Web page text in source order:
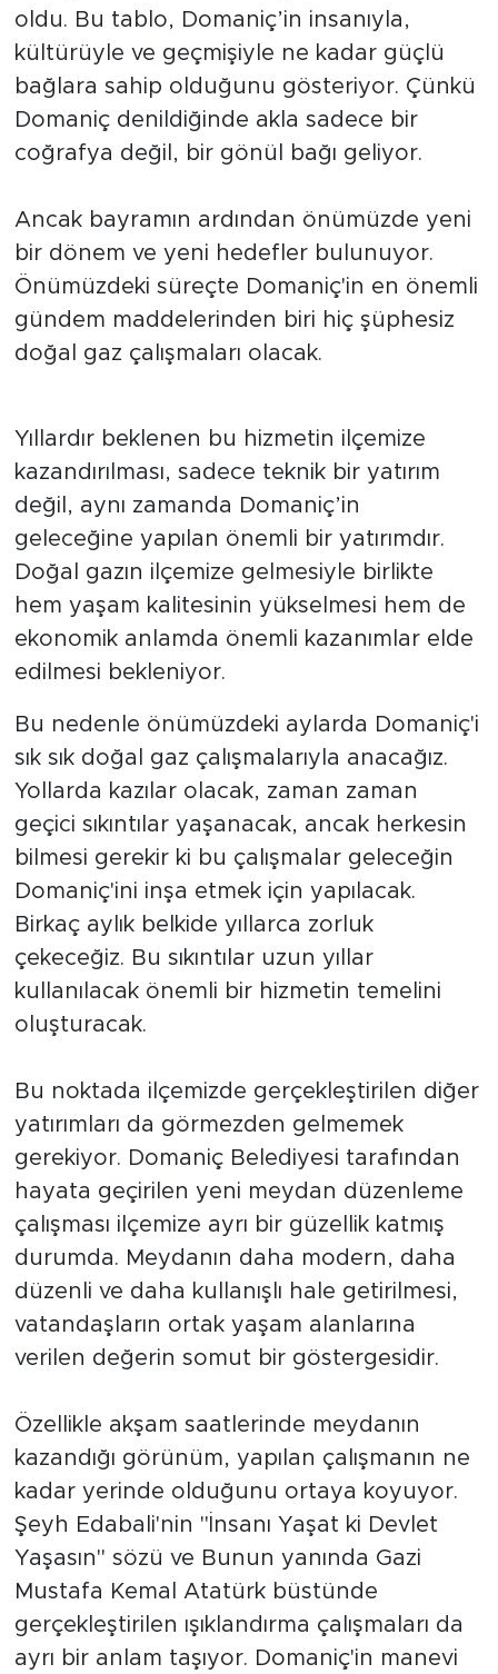
oldu. Bu tablo, Domaniç’in insanıyla,
kültürüyle ve geçmişiyle ne kadar güçlü
bağlara sahip olduğunu gösteriyor. Çünkü
Domaniç denildiğinde akla sadece bir
coğrafya değil, bir gönül bağı geliyor.
Ancak bayramın ardından önümüzde yeni
bir dönem ve yeni hedefler bulunuyor.
Önümüzdeki süreçte Domaniç'in en önemli
gündem maddelerinden biri hiç şüphesiz
doğal gaz çalışmaları olacak.
Yıllardır beklenen bu hizmetin ilçemize
kazandırılması, sadece teknik bir yatırım
değil, aynı zamanda Domaniç’in
geleceğine yapılan önemli bir yatırımdır.
Doğal gazın ilçemize gelmesiyle birlikte
hem yaşam kalitesinin yükselmesi hem de
ekonomik anlamda önemli kazanımlar elde
edilmesi bekleniyor.
Bu nedenle önümüzdeki aylarda Domaniç'i
sık sık doğal gaz çalışmalarıyla anacağız.
Yollarda kazılar olacak, zaman zaman
geçici sıkıntılar yaşanacak, ancak herkesin
bilmesi gerekir ki bu çalışmalar geleceğin
Domaniç'ini inşa etmek için yapılacak.
Birkaç aylık belkide yıllarca zorluk
çekeceğiz. Bu sıkıntılar uzun yıllar
kullanılacak önemli bir hizmetin temelini
oluşturacak.
Bu noktada ilçemizde gerçekleştirilen diğer
yatırımları da görmezden gelmemek
gerekiyor. Domaniç Belediyesi tarafından
hayata geçirilen yeni meydan düzenleme
çalışması ilçemize ayrı bir güzellik katmış
durumda. Meydanın daha modern, daha
düzenli ve daha kullanışlı hale getirilmesi,
vatandaşların ortak yaşam alanlarına
verilen değerin somut bir göstergesidir.
Özellikle akşam saatlerinde meydanın
kazandığı görünüm, yapılan çalışmanın ne
kadar yerinde olduğunu ortaya koyuyor.
Şeyh Edabali'nin "İnsanı Yaşat ki Devlet
Yaşasın" sözü ve Bunun yanında Gazi
Mustafa Kemal Atatürk büstünde
gerçekleştirilen ışıklandırma çalışmaları da
ayrı bir anlam taşıyor. Domaniç'in manevi